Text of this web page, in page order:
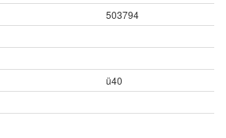
503794
ü40